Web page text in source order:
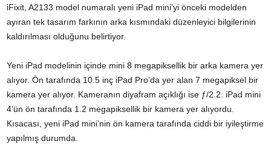
iFixit, A2133 model numaralı yeni iPad mini’yi önceki modelden
ayıran tek tasarım farkının arka kısmındaki düzenleyici bilgilerinin
kaldırılması olduğunu belirtiyor.
Yeni iPad modelinin içinde mini 8 megapiksellik bir arka kamera yer
alıyor. Ön tarafında 10.5 inç iPad Pro’da yer alan 7 megapiksel bir
kamera yer alıyor. Kameranın diyafram açıklığı ise ƒ/2.2. iPad mini
4’ün ön tarafında 1.2 megapiksellik bir kamera yer alıyordu.
Kısacası, yeni iPad mini’nin ön kamera tarafında ciddi bir iyileştirme
yapılmış durumda.